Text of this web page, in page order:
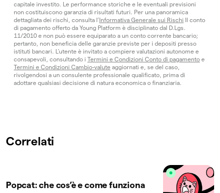
capitale investito. Le performance storiche e le eventuali previsioni
non costituiscono garanzia di risultati futuri. Per una panoramica
dettagliata dei rischi, consulta l’Informativa Generale sui Rischi Il conto
di pagamento offerto da Young Platform è disciplinato dal D.Lgs.
11/2010 e non può essere equiparato a un conto corrente bancario;
pertanto, non beneficia delle garanzie previste per i depositi presso
istituti bancari. L’utente è invitato a compiere valutazioni autonome e
consapevoli, consultando i Termini e Condizioni Conto di pagamento e
Termini e Condizioni Cambio-valute aggiornati e, se del caso,
rivolgendosi a un consulente professionale qualificato, prima di
adottare qualsiasi decisione di natura economica o finanziaria.
Correlati
Popcat: che cos’è e come funziona